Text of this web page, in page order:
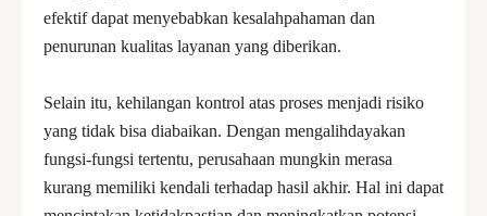
efektif dapat menyebabkan kesalahpahaman dan
penurunan kualitas layanan yang diberikan.
Selain itu, kehilangan kontrol atas proses menjadi risiko
yang tidak bisa diabaikan. Dengan mengalihdayakan
fungsi-fungsi tertentu, perusahaan mungkin merasa
kurang memiliki kendali terhadap hasil akhir. Hal ini dapat